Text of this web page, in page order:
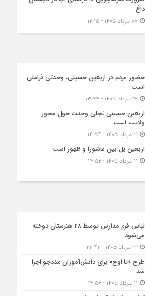
داغ
حضور مردم در اربعین حسینی، وحدتی فراملی
است
اربعین حسینی تجلی وحدت حول محور
ولایت است
اربعین پل بین عاشورا و ظهور است
لباس فرم مدارس توسط ۲۸ هنرستان‌ دوخته
می‌شود
۱۲ مرداد ۱۴۰۵ - ۲۲:۴۲
طرح «تا اوج» برای دانش‌آموزان مددجو اجرا
شد